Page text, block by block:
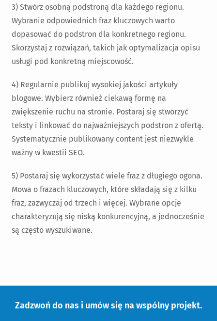
3) Stwórz osobną podstroną dla każdego regionu.
Wybranie odpowiednich fraz kluczowych warto
dopasować do podstron dla konkretnego regionu.
Skorzystaj z rozwiązań, takich jak optymalizacja opisu
usługi pod konkretną miejscowość.
4) Regularnie publikuj wysokiej jakości artykuły
blogowe. Wybierz również ciekawą formę na
zwiększenie ruchu na stronie. Postaraj się stworzyć
teksty i linkować do najważniejszych podstron z ofertą.
Systematycznie publikowany content jest niezwykle
ważny w kwestii SEO.
5) Postaraj się wykorzystać wiele fraz z długiego ogona.
Mowa o frazach kluczowych, które składają się z kilku
fraz, zazwyczaj od trzech i więcej. Wybrane opcje
charakteryzują się niską konkurencyjną, a jednocześnie
są często wyszukiwane.
Zadzwoń do nas i umów się na wspólny projekt.